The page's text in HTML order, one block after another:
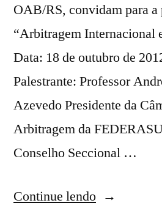
OAB/RS, convidam para a
“Arbitragem Internacional
Data: 18 de outubro de
Palestrante: Professor
Azevedo Presidente da
Arbitragem da
Conselho Seccional …
Continue lendo